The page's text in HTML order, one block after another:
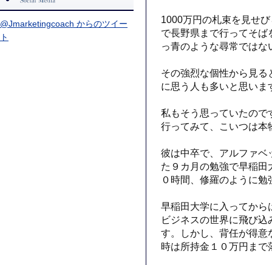
@Jmarketingcoach からのツイー
ト
1000万円の札束を見せ
で長野県まで行ってそ
っ青のような尋常ではな
その強烈な個性から見
に思う人も多いと思いま
私もそう思っていたので
行ってみて、こいつは本
彼は中卒で、アルファベ
た９カ月の勉強で早稲
０時間、修羅のように勉
早稲田大学に入ってから
ビジネスの世界に飛び
す。しかし、背任が得意
時は所持金１０万円まで